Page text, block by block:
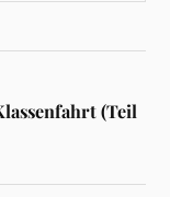
(Teil